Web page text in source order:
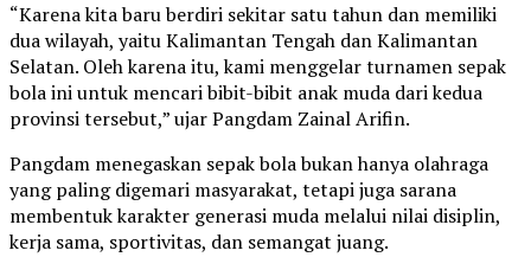
“Karena kita baru berdiri sekitar satu tahun dan memiliki
dua wilayah, yaitu Kalimantan Tengah dan Kalimantan
Selatan. Oleh karena itu, kami menggelar turnamen sepak
bola ini untuk mencari bibit-bibit anak muda dari kedua
provinsi tersebut,” ujar Pangdam Zainal Arifin.
Pangdam menegaskan sepak bola bukan hanya olahraga
yang paling digemari masyarakat, tetapi juga sarana
membentuk karakter generasi muda melalui nilai disiplin,
kerja sama, sportivitas, dan semangat juang.